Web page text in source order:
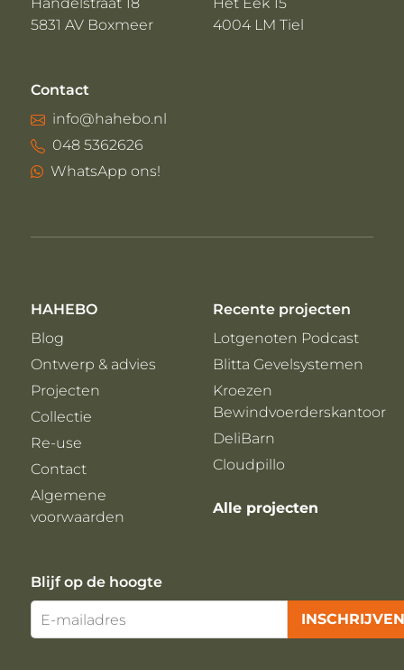
5831 AV Boxmeer
4004 LM Tiel
Contact
info@hahebo.nl
048 5362626
WhatsApp ons!
HAHEBO
Blog
Ontwerp & advies
Projecten
Collectie
Re-use
Contact
Algemene
voorwaarden
Recente projecten
Lotgenoten Podcast
Blitta Gevelsystemen
Kroezen
Bewindvoerderskantoor
DeliBarn
Cloudpillo
Alle projecten
Blijf op de hoogte